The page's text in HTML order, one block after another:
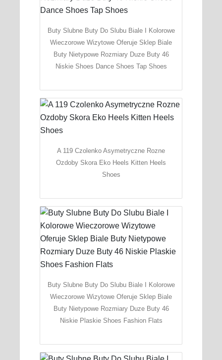
Buty Slubne Buty Do Slubu Biale I Kolorowe
Wieczorowe Wizytowe Oferuje Sklep Biale
Buty Nietypowe Rozmiary Duze Buty 46
Niskie Shoes Dance Shoes Tap Shoes
A 119 Czolenko Asymetryczne Rozne
Ozdoby Skora Eko Heels Kitten Heels
Shoes
Buty Slubne Buty Do Slubu Biale I Kolorowe
Wieczorowe Wizytowe Oferuje Sklep Biale
Buty Nietypowe Rozmiary Duze Buty 46
Niskie Plaskie Shoes Fashion Flats